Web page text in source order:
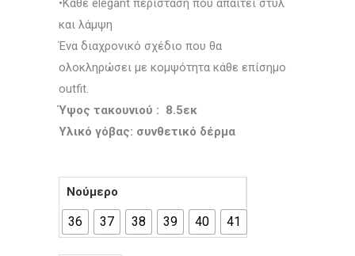
•Κάθε elegant περίσταση που απαιτεί στυλ
και λάμψη
Ένα διαχρονικό σχέδιο που θα
ολοκληρώσει με κομψότητα κάθε επίσημο
outfit.
Ύψος τακουνιού : 8.5εκ
Υλικό γόβας: συνθετικό δέρμα
Νούμερο
36 37 38 39 40 41